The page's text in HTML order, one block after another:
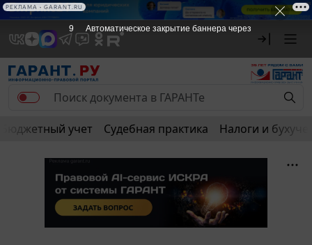
Бюджетный учет Судебная практика Налоги и
9 Автоматическое закрытие баннера через
РЕКЛАМА • GARANT.RU